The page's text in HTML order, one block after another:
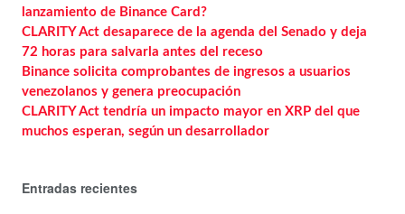
lanzamiento de Binance Card?
CLARITY Act desaparece de la agenda del Senado y deja
72 horas para salvarla antes del receso
Binance solicita comprobantes de ingresos a usuarios
venezolanos y genera preocupación
CLARITY Act tendría un impacto mayor en XRP del que
muchos esperan, según un desarrollador
Entradas recientes